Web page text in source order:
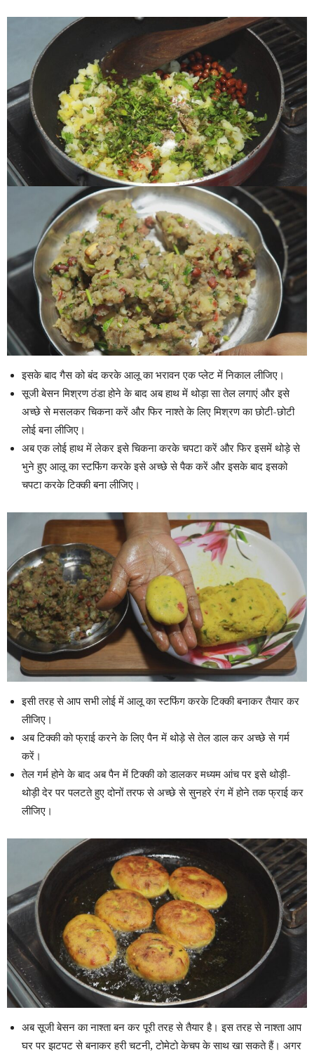
इसके बाद गैस को बंद करके आलू का भरावन एक प्लेट में निकाल लीजिए।
सूजी बेसन मिश्रण ठंडा होने के बाद अब हाथ में थोड़ा सा तेल लगाएं और इसे
अच्छे से मसलकर चिकना करें और फिर नाश्ते के लिए मिश्रण का छोटी-छोटी
लोई बना लीजिए।
अब एक लोई हाथ में लेकर इसे चिकना करके चपटा करें और फिर इसमें थोड़े से
भुने हुए आलू का स्टफिंग करके इसे अच्छे से पैक करें और इसके बाद इसको
चपटा करके टिक्की बना लीजिए।
इसी तरह से आप सभी लोई में आलू का स्टफिंग करके टिक्की बनाकर तैयार कर
लीजिए।
अब टिक्की को फ्राई करने के लिए पैन में थोड़े से तेल डाल कर अच्छे से गर्म
करें।
तेल गर्म होने के बाद अब पैन में टिक्की को डालकर मध्यम आंच पर इसे थोड़ी-
थोड़ी देर पर पलटते हुए दोनों तरफ से अच्छे से सुनहरे रंग में होने तक फ्राई कर
लीजिए।
अब सूजी बेसन का नाश्ता बन कर पूरी तरह से तैयार है। इस तरह से नाश्ता आप
घर पर झटपट से बनाकर हरी चटनी, टोमेटो केचप के साथ खा सकते हैं। अगर